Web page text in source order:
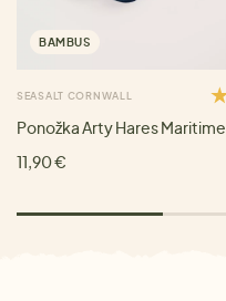
BAMBUS
SEASALT CORNWALL
Ponožka Arty Hares Maritime
11,90 €